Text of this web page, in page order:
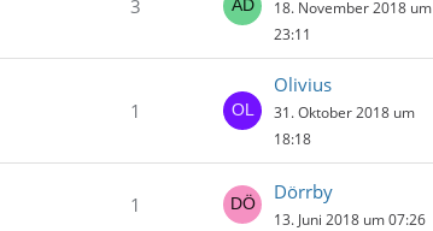
3
18. November 2018 um
23:11
1
Olivius
31. Oktober 2018 um
18:18
1
Dörrby
13. Juni 2018 um 07:26